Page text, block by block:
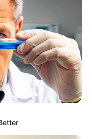
แม่กวาง ไพ่ตองส่องใจ
ขียน